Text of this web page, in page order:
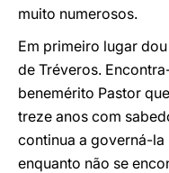
muito numerosos.
Em primeiro lugar
de Tréveros.
benemérito Pastor
treze anos com
continua a governá-
enquanto não se